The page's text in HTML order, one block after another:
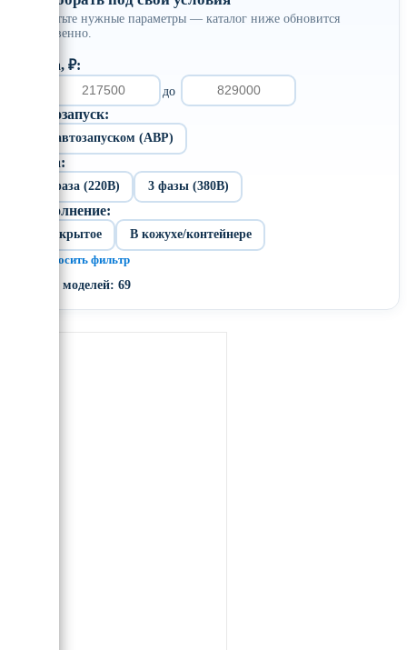
Отметьте нужные параметры — каталог ниже обновится
мгновенно.
Цена, ₽:
до
Автозапуск:
С автозапуском (АВР)
Фаза:
1 фаза (220В) 3 фазы (380В)
Исполнение:
Открытое
В кожухе/контейнере
× Сбросить фильтр
Всего моделей: 69